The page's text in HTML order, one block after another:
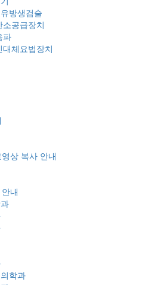
방생검술
소공급장치
파
대체요법장치
상 복사 안내
내
학과